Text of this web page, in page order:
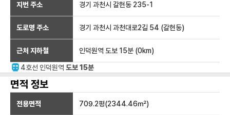
지번 주소 경기 과천시 갈현동 235-1
도로명 주소 경기 과천시 과천대로2길 54 (갈현동)
근처 지하철 인덕원역 도보 15분 (0km)
4호선 인덕원역 도보 15분
면적 정보
전용면적 709.2평(2344.46㎡)